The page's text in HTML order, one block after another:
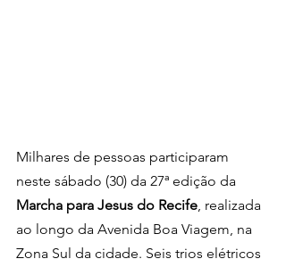
Milhares de pessoas participaram
neste sábado (30) da 27ª edição da
Marcha para Jesus do Recife , realizada
ao longo da Avenida Boa Viagem, na
Zona Sul da cidade. Seis trios elétricos